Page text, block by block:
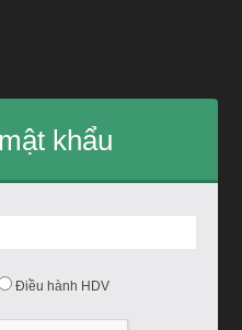
khẩu
Điều hành HDV